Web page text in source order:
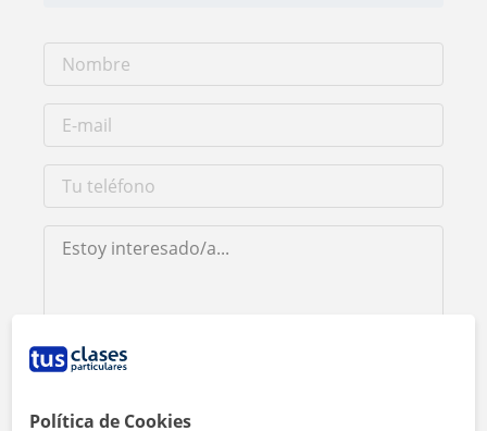
Al hacer clic, aceptas nuestro
Política de Cookies